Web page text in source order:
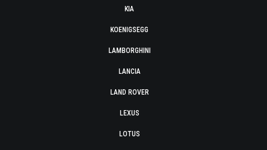
KIA
KOENIGSEGG
LAMBORGHINI
LANCIA
LAND ROVER
LEXUS
LOTUS